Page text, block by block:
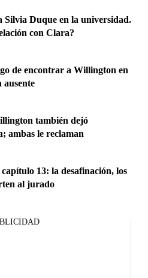
Silvia Duque en la universidad.
con Clara?
de encontrar a Willington en
ausente
también dejó
ambas le reclaman
13: la desafinación, los
al jurado